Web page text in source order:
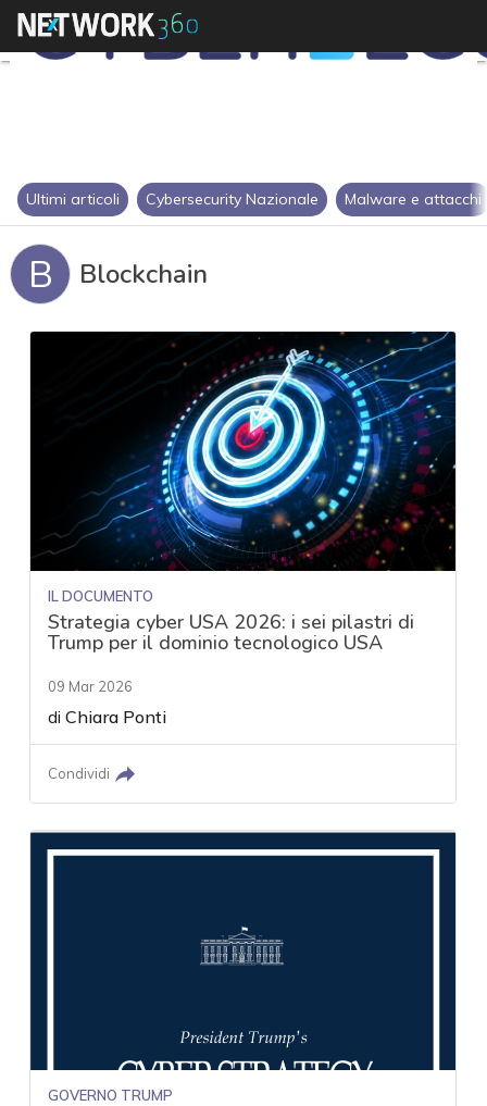
Ultimi articoli Cybersecurity Nazionale Malware e attacchi
B Blockchain
IL DOCUMENTO
Strategia cyber USA 2026: i sei pilastri di
Trump per il dominio tecnologico USA
09 Mar 2026
diChiara Ponti
Condividi
GOVERNO TRUMP